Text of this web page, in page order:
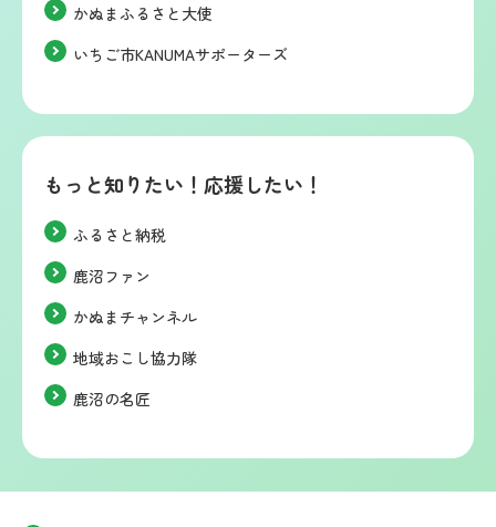
かぬまふるさと大使
いちご市KANUMAサポーターズ
もっと知りたい！応援したい！
ふるさと納税
鹿沼ファン
かぬまチャンネル
地域おこし協力隊
鹿沼の名匠